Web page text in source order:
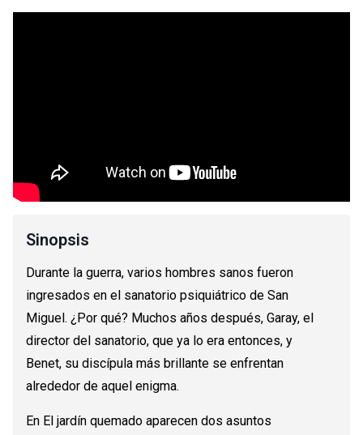
Sinopsis
Durante la guerra, varios hombres sanos fueron
ingresados en el sanatorio psiquiátrico de San
Miguel. ¿Por qué? Muchos años después, Garay, el
director del sanatorio, que ya lo era entonces, y
Benet, su discípula más brillante se enfrentan
alrededor de aquel enigma.
En El jardín quemado aparecen dos asuntos